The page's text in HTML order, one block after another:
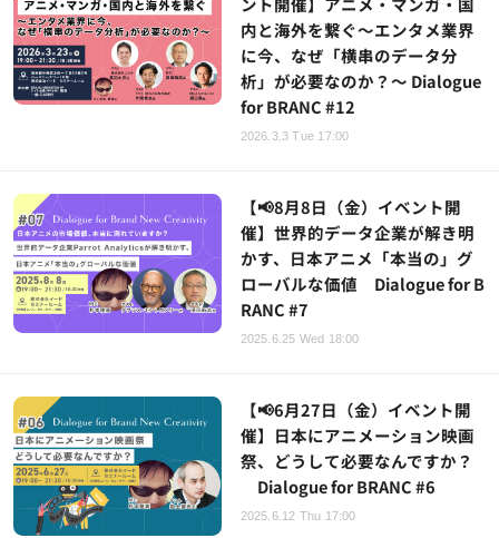
内と海外を繋ぐ～エンタメ業界
に今、なぜ「横串のデータ分
析」が必要なのか？～ Dialogue
for BRANC #12
2026.3.3 Tue 17:00
【📢8月8日（金）イベント開
催】世界的データ企業が解き明
かす、日本アニメ「本当の」グ
ローバルな価値 Dialogue for B
RANC #7
2025.6.25 Wed 18:00
【📢6月27日（金）イベント開
催】日本にアニメーション映画
祭、どうして必要なんですか？
Dialogue for BRANC #6
2025.6.12 Thu 17:00